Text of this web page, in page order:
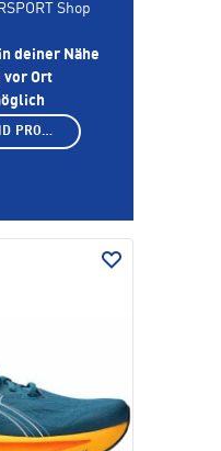
Shop
deiner Nähe
vor Ort
SHOP AUSWÄHLEN UND PRODUKTE ANZEIGEN